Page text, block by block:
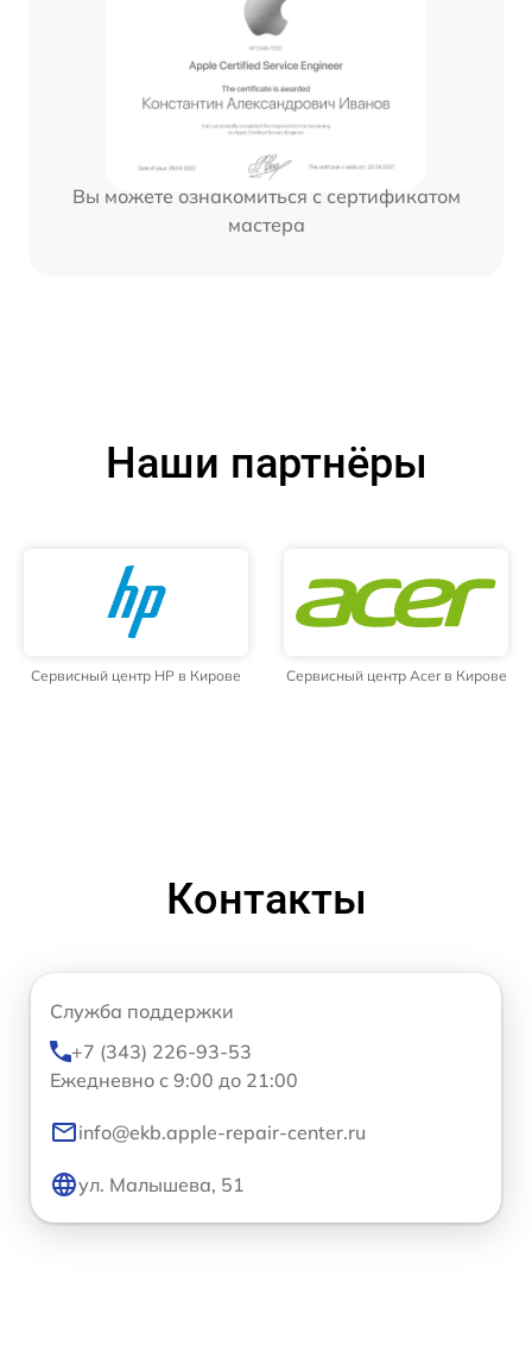
Вы можете ознакомиться с сертификатом
мастера
Наши партнёры
Сервисный центр HP в Кирове Сервисный центр Acer в Кирове
Контакты
Служба поддержки
+7 (343) 226-93-53
Ежедневно с 9:00 до 21:00
info@ekb.apple-repair-center.ru
ул. Малышева, 51